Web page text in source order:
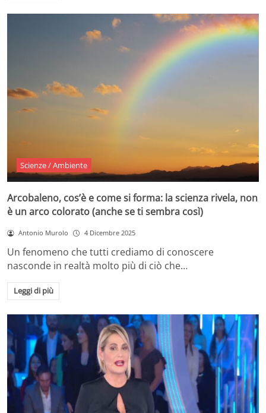
Scienze / Ambiente
Arcobaleno, cos’è e come si forma: la scienza rivela, non
è un arco colorato (anche se ti sembra così)
Antonio Murolo 4 Dicembre 2025
Un fenomeno che tutti crediamo di conoscere
nasconde in realtà molto più di ciò che…
Leggi di più